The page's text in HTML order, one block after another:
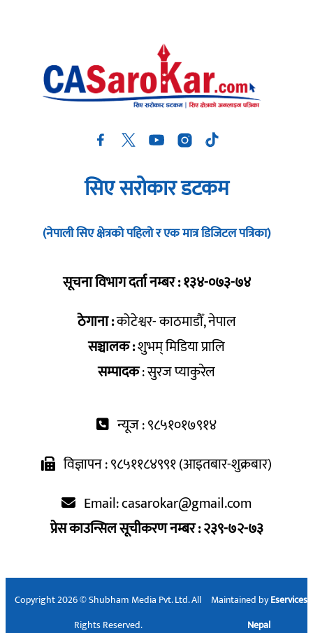
सिए सरोकार डटकम
(नेपाली सिए क्षेत्रको पहिलो र एक मात्र डिजिटल पत्रिका)
सूचना विभाग दर्ता नम्बर : १३४-०७३-७४
ठेगाना :कोटेश्वर- काठमाडौँ, नेपाल
सञ्चालक :शुभम् मिडिया प्रालि
सम्पादक: सुरज प्याकुरेल
न्यूज : ९८५१०१७९१४
विज्ञापन : ९८५११८४९९१ (आइतबार-शुक्रबार)
Email:casarokar@gmail.com
प्रेस काउन्सिल सूचीकरण नम्बर : २३९-७२-७३
Copyright 2026 © Shubham Media Pvt. Ltd. All
Rights Reserved.
Maintained byEservices
Nepal